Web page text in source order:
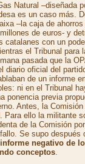
Natural –diseñada
es un caso más.
–la caja de
de euros- y
catalanes con un
el Tribunal para
pasada que la
diario oficial del
de un informe
ni en el Tribunal
ponencia previa
Antes, la
Para ello la militante
de la Comisión
Se supo después
negativo de
conceptos.